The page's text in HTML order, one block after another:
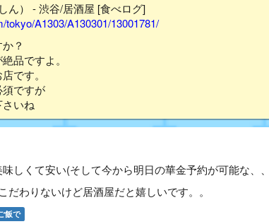
ん） - 渋谷/居酒屋 [食べログ]
tokyo/A1303/A130301/13001781/
？
品ですよ。
です。
須ですが
いね
しくて安い(そして今から明日の華金予約が可能な、
だわりないけど居酒屋だと嬉しいです。。
飯で